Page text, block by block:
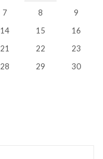
7 8
9
14 15
16
21 22
23
28 29
30